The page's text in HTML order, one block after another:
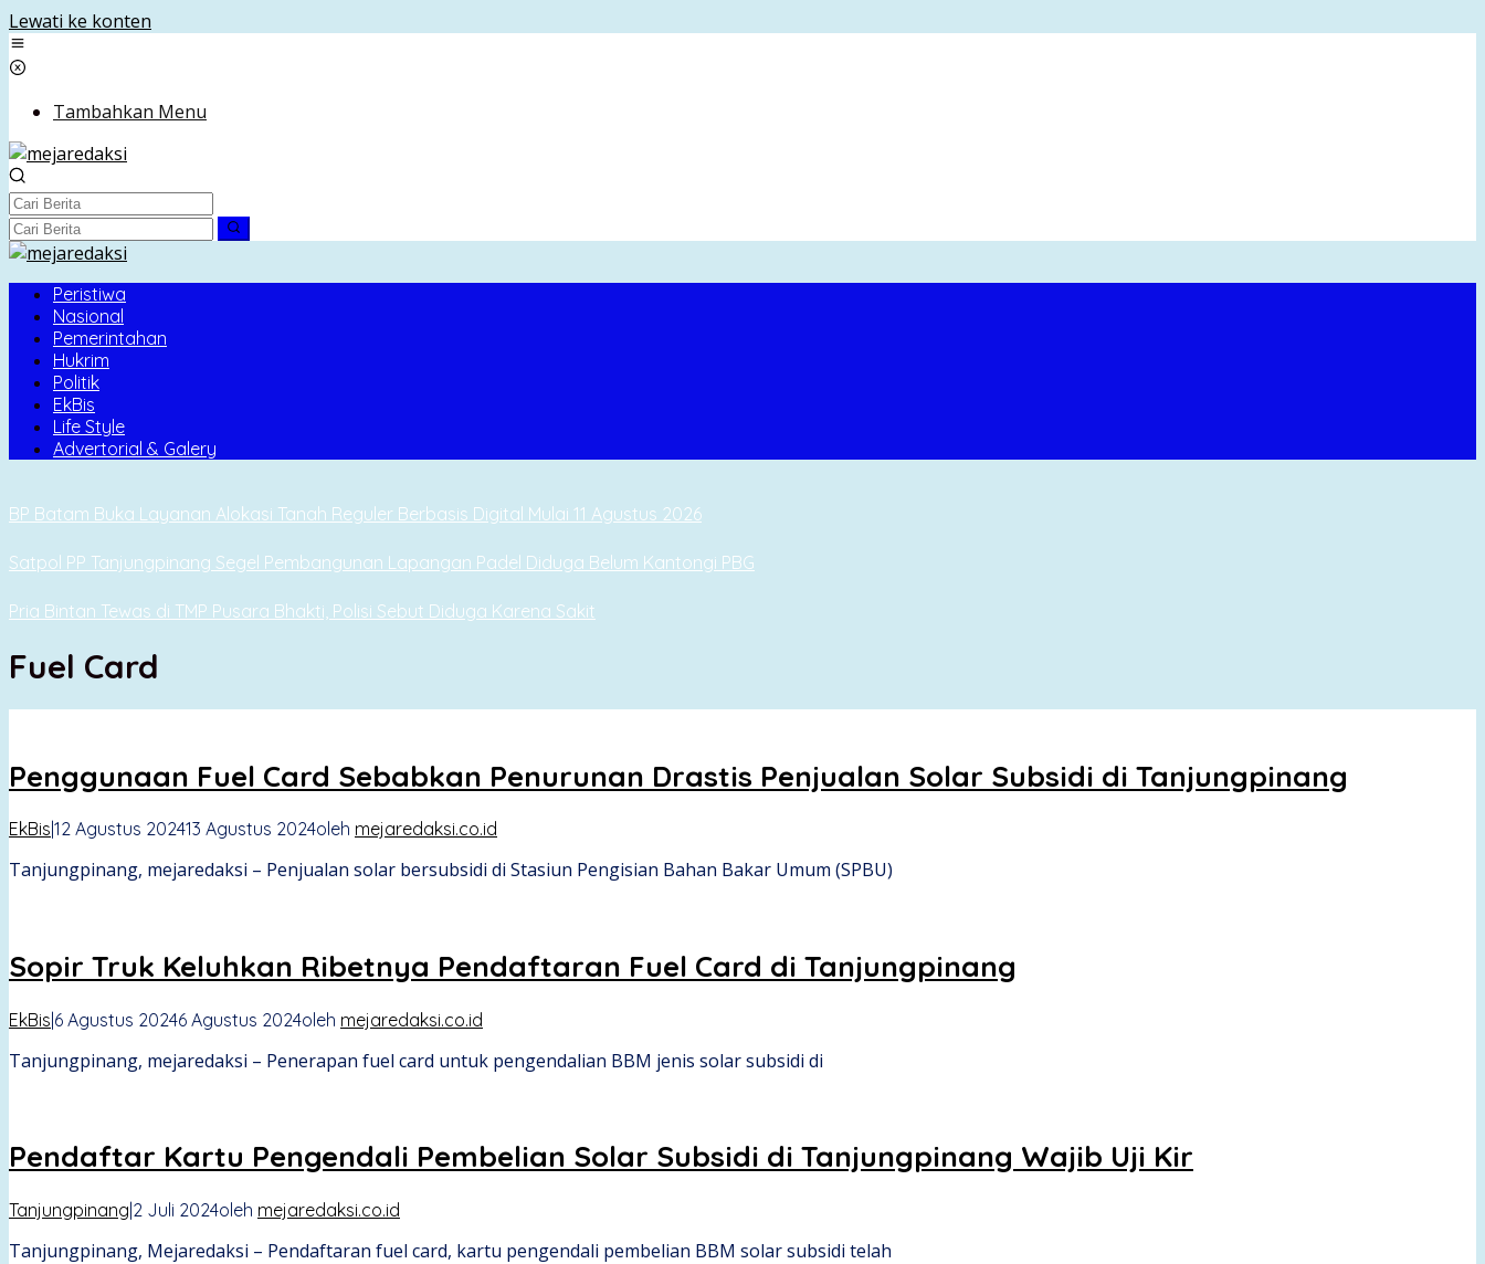
Lewati ke konten
Tambahkan Menu
Peristiwa
Nasional
Pemerintahan
Hukrim
Politik
EkBis
Life Style
Advertorial & Galery
BP Batam Buka Layanan Alokasi Tanah Reguler Berbasis Digital Mulai 11 Agustus 2026
Satpol PP Tanjungpinang Segel Pembangunan Lapangan Padel Diduga Belum Kantongi PBG
Pria Bintan Tewas di TMP Pusara Bhakti, Polisi Sebut Diduga Karena Sakit
Fuel Card
Penggunaan Fuel Card Sebabkan Penurunan Drastis Penjualan Solar Subsidi di Tanjungpinang
EkBis 12 Agustus 202413 Agustus 2024oleh mejaredaksi.co.id
Tanjungpinang, mejaredaksi – Penjualan solar bersubsidi di Stasiun Pengisian Bahan Bakar Umum (SPBU)
Sopir Truk Keluhkan Ribetnya Pendaftaran Fuel Card di Tanjungpinang
EkBis|6 Agustus 20246 Agustus 2024oleh mejaredaksi.co.id
Tanjungpinang, mejaredaksi – Penerapan fuel card untuk pengendalian BBM jenis solar subsidi di
Pendaftar Kartu Pengendali Pembelian Solar Subsidi di Tanjungpinang Wajib Uji Kir
Tanjungpinang|2 Juli 2024oleh mejaredaksi.co.id
Tanjungpinang, Mejaredaksi – Pendaftaran fuel card, kartu pengendali pembelian BBM solar subsidi telah